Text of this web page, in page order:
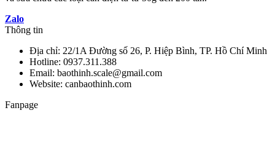
Zalo
Thông tin
Địa chỉ: 22/1A Đường số 26, P. Hiệp Bình, TP. Hồ Chí Minh
Hotline: 0937.311.388
Email: baothinh.scale@gmail.com
Website: canbaothinh.com
Fanpage